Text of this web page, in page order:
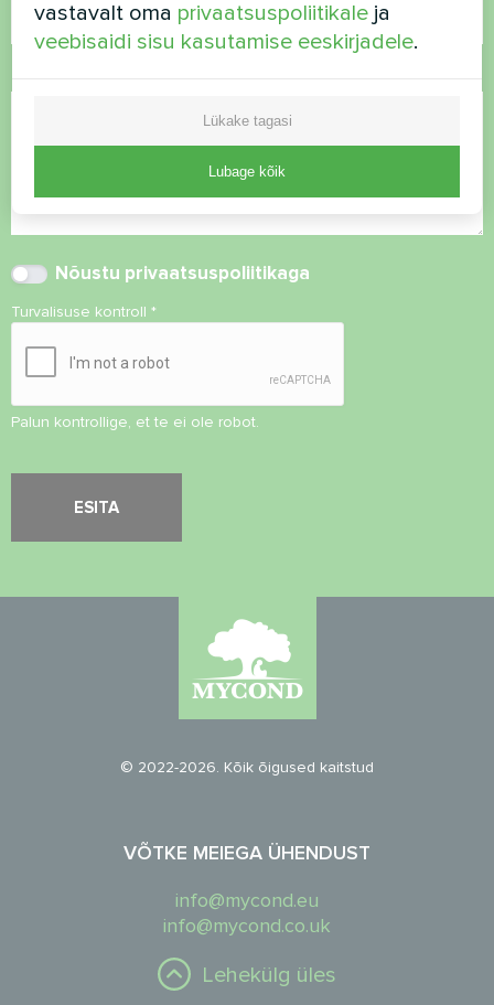
Nõustu privaatsuspoliitikaga
Turvalisuse kontroll *
Palun kontrollige, et te ei ole robot.
© 2022-2026. Kõik õigused kaitstud
VÕTKE MEIEGA ÜHENDUST
info@mycond.eu
info@mycond.co.uk
Lehekülg üles
vastavalt oma privaatsuspoliitikale ja
veebisaidi sisu kasutamise eeskirjadele.
Lükake tagasi
Lubage kõik